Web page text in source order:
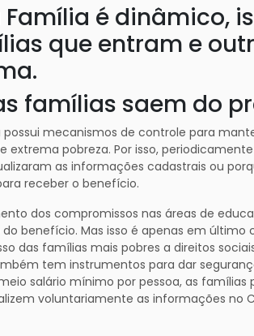
Família é dinâmico,
que entram e
famílias saem do
possui mecanismos de controle para
extrema pobreza. Por isso,
as informações cadastrais ou
receber o benefício.
dos compromissos nas áreas de
benefício. Mas isso é apenas em último
das famílias mais pobres a direitos
tem instrumentos para dar
salário mínimo por pessoa, as famílias
voluntariamente as informações no